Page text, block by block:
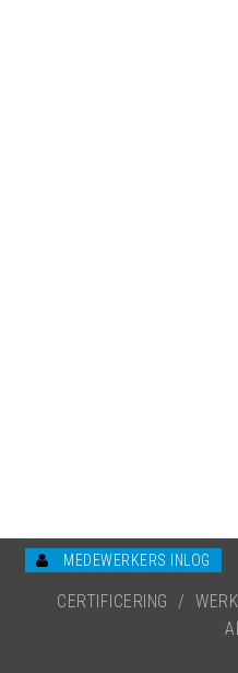
MEDEWERKERS INLOG
CERTIFICERING /